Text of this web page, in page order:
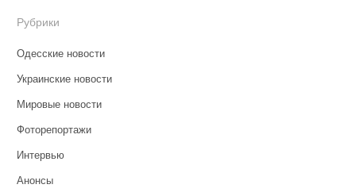
Рубрики
Одесские новости
Украинские новости
Мировые новости
Фоторепортажи
Интервью
Анонсы